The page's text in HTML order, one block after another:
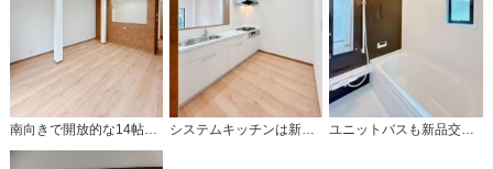
南向きで開放的な14帖あるリビングです。 システムキッチンは新品交換済みです。 ユニットバスも新品交換済みです。